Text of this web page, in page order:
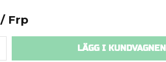
/ Frp
LÄGG I KUNDVAGNEN